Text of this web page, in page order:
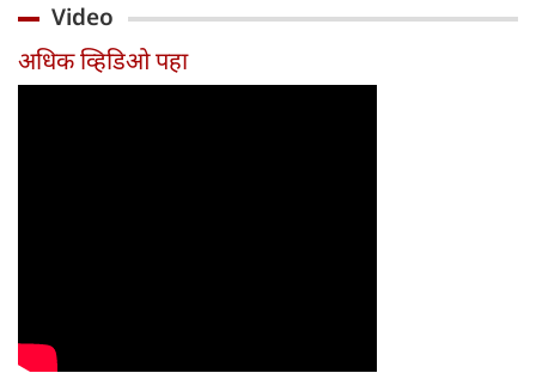
जाणून घ्या
संपतील आणि शुभ
दिवसांची सुरुवात
होईल
तुम्हाला ठाऊक
Video
अधिक व्हिडिओ पहा